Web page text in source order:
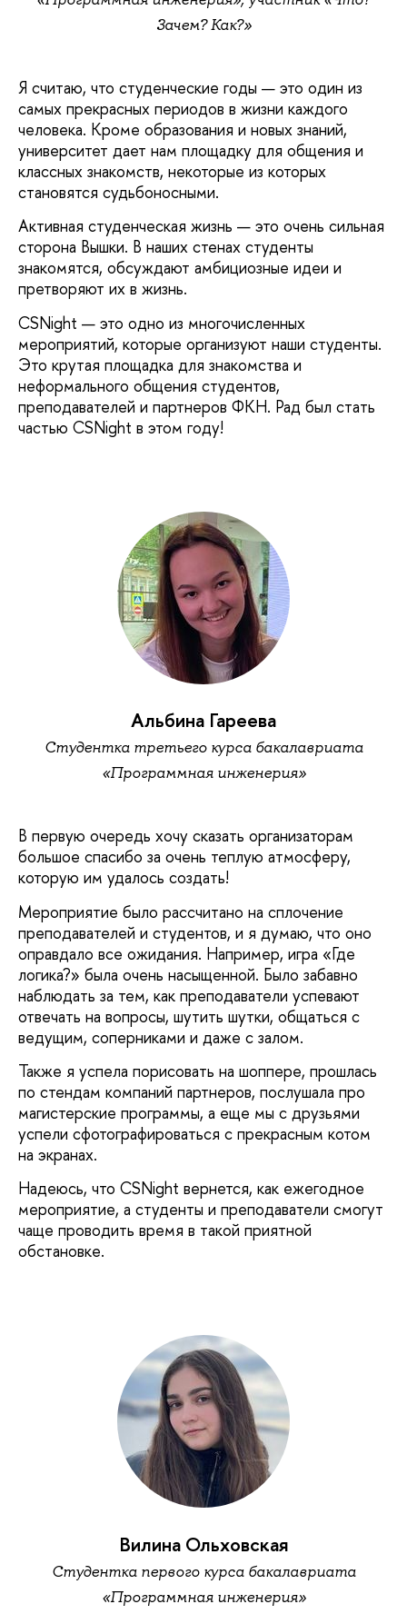
Зачем? Как?»
Я считаю, что студенческие годы — это один из
самых прекрасных периодов в жизни каждого
человека. Кроме образования и новых знаний,
университет дает нам площадку для общения и
классных знакомств, некоторые из которых
становятся судьбоносными.
Активная студенческая жизнь — это очень сильная
сторона Вышки. В наших стенах студенты
знакомятся, обсуждают амбициозные идеи и
претворяют их в жизнь.
CSNight — это одно из многочисленных
мероприятий, которые организуют наши студенты.
Это крутая площадка для знакомства и
неформального общения студентов,
преподавателей и партнеров ФКН. Рад был стать
частью CSNight в этом году!
Альбина Гареева
Студентка третьего курса бакалавриата
«Программная инженерия»
В первую очередь хочу сказать организаторам
большое спасибо за очень теплую атмосферу,
которую им удалось создать!
Мероприятие было рассчитано на сплочение
преподавателей и студентов, и я думаю, что оно
оправдало все ожидания. Например, игра «Где
логика?» была очень насыщенной. Было забавно
наблюдать за тем, как преподаватели успевают
отвечать на вопросы, шутить шутки, общаться с
ведущим, соперниками и даже с залом.
Также я успела порисовать на шоппере, прошлась
по стендам компаний партнеров, послушала про
магистерские программы, а еще мы с друзьями
успели сфотографироваться с прекрасным котом
на экранах.
Надеюсь, что CSNight вернется, как ежегодное
мероприятие, а студенты и преподаватели смогут
чаще проводить время в такой приятной
обстановке.
Вилина Ольховская
Студентка первого курса бакалавриата
«Программная инженерия»